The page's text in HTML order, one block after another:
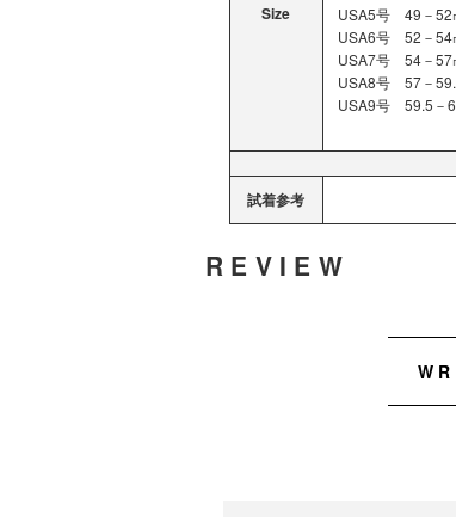
Size
USA5号 49－
USA6号 52－
USA7号 54－
USA8号 57－
USA9号 59.5－
試着参考
REVIEW